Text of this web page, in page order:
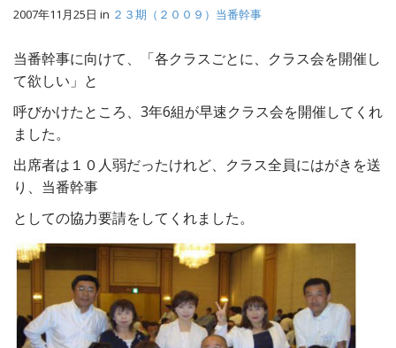
2007年11月25日 in ２３期（２００９）当番幹事
当番幹事に向けて、「各クラスごとに、クラス会を開催し
て欲しい」と
呼びかけたところ、3年6組が早速クラス会を開催してくれ
ました。
出席者は１０人弱だったけれど、クラス全員にはがきを送
り、当番幹事
としての協力要請をしてくれました。